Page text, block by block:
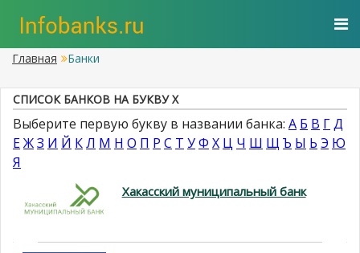
Главная Банки
СПИСОК БАНКОВ НА БУКВУ Х
Выберите первую букву в названии банка: А Б В ГД
ЕЖЗ И Й КЛ М Н О П Р С Т УФ Х Ц Ч Ш Щ Ъ Ы Ь Э Ю
Я
Хакасский муниципальный банк